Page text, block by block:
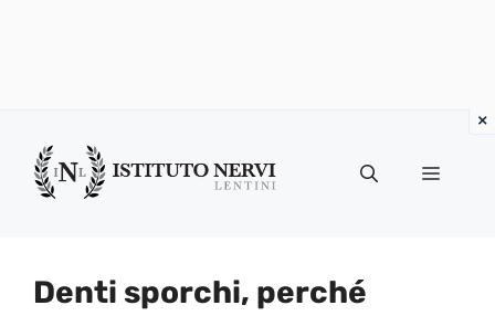
contenuto
Menu
Denti sporchi, perché